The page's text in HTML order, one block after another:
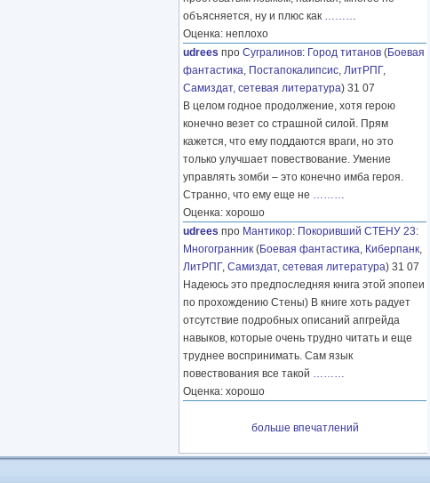
объясняется, ну и плюс как ………
Оценка: неплохо
udrees про Сугралинов: Город титанов (Боевая
фантастика, Постапокалипсис, ЛитРПГ,
Самиздат, сетевая литература) 31 07
В целом годное продолжение, хотя герою
конечно везет со страшной силой. Прям
кажется, что ему поддаются враги, но это
только улучшает повествование. Умение
управлять зомби – это конечно имба героя.
Странно, что ему еще не ………
Оценка: хорошо
udrees про Мантикор: Покоривший СТЕНУ 23:
Многогранник (Боевая фантастика, Киберпанк,
ЛитРПГ, Самиздат, сетевая литература) 31 07
Надеюсь это предпоследняя книга этой эпопеи
по прохождению Стены) В книге хоть радует
отсутствие подробных описаний апгрейда
навыков, которые очень трудно читать и еще
труднее воспринимать. Сам язык
повествования все такой ………
Оценка: хорошо
больше впечатлений